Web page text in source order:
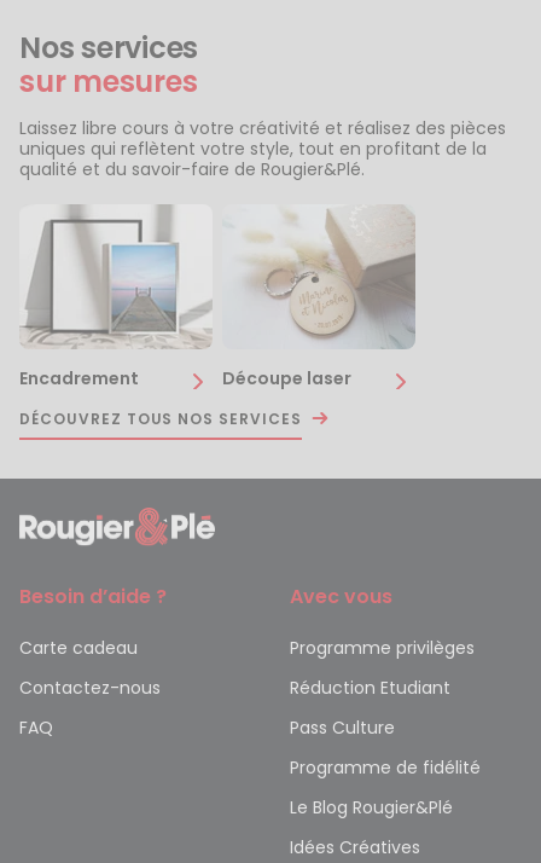
Nos services
sur mesures
Laissez libre cours à votre créativité et réalisez des pièces
uniques qui reflètent votre style, tout en profitant de la
qualité et du savoir-faire de Rougier&Plé.
Encadrement Découpe laser
DÉCOUVREZ TOUS NOS SERVICES
Besoin d’aide ?
Carte cadeau
Contactez-nous
FAQ
Avec vous
Programme privilèges
Réduction Etudiant
Pass Culture
Programme de fidélité
Le Blog Rougier&Plé
Idées Créatives